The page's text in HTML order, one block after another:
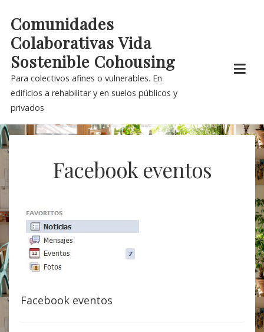
content
Comunidades
Colaborativas Vida
Sostenible Cohousing
Para colectivos afines o vulnerables. En
edificios a rehabilitar y en suelos públicos y
privados
Facebook eventos
Facebook eventos